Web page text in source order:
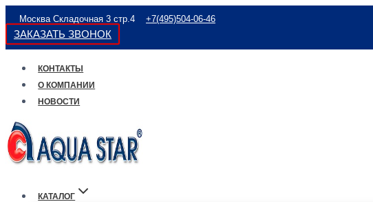
Перейти
содержимому
Москва Складочная 3 стр.4 +7(495)504-06-46
ЗАКАЗАТЬ ЗВОНОК
КОНТАКТЫ
О КОМПАНИИ
НОВОСТИ
КАТАЛОГ